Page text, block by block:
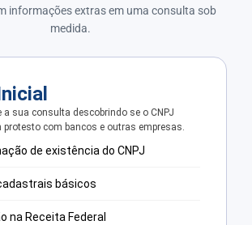
informações extras em uma consulta sob
medida.
a sua consulta descobrindo se o CNPJ
com bancos e outras empresas.
de existência do CNPJ
básicos
na Receita Federal